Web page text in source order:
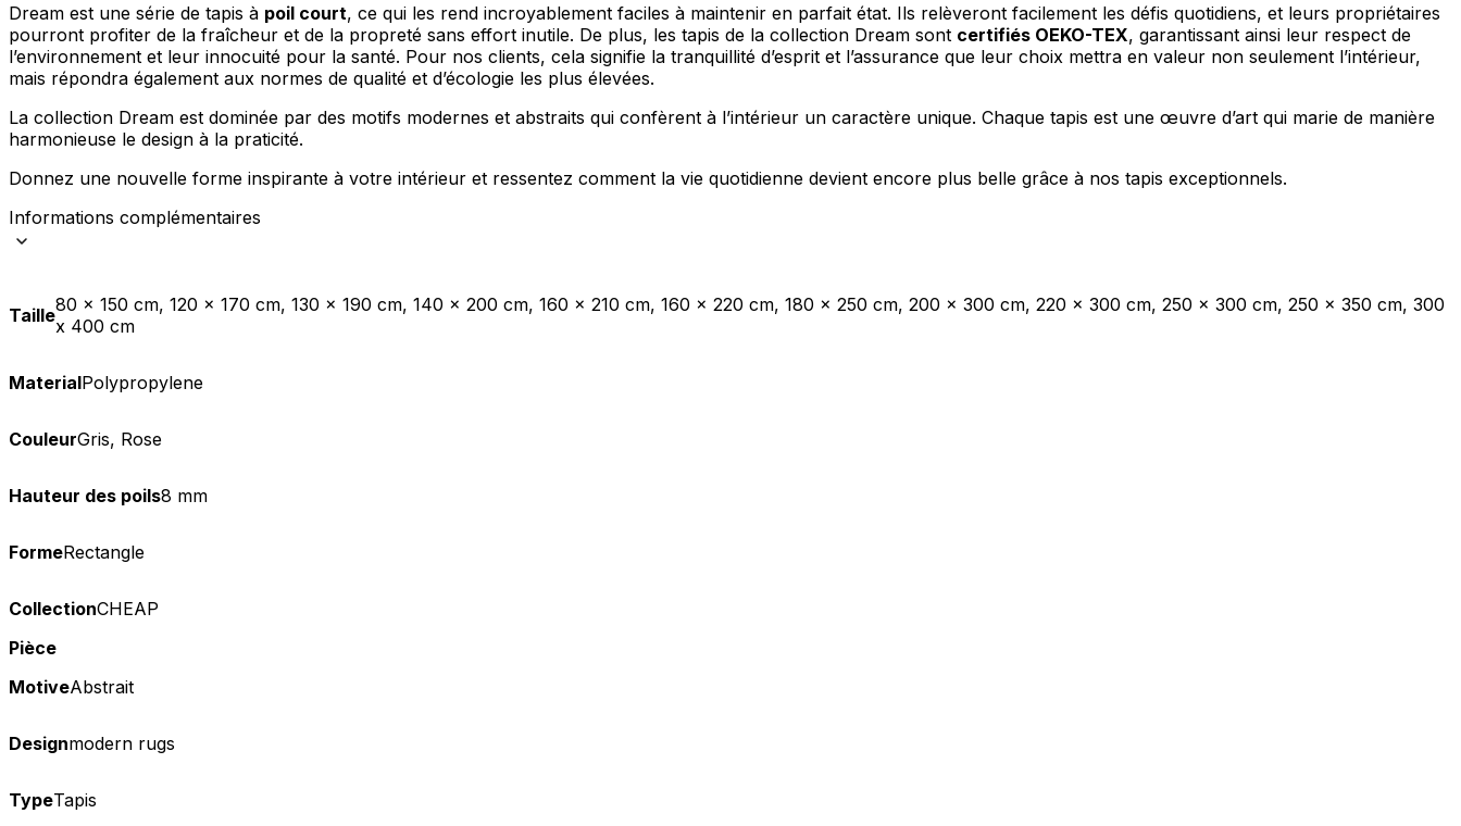
Dream est une série de tapis à poil court, ce qui les rend incroyablement faciles à maintenir en parfait état. Ils relèveront facilement les défis quotidiens, et leurs propriétaires
pourront profiter de la fraîcheur et de la propreté sans effort inutile. De plus, les tapis de la collection Dream sont certifiés OEKO-TEX, garantissant ainsi leur respect de
l’environnement et leur innocuité pour la santé. Pour nos clients, cela signifie la tranquillité d’esprit et l’assurance que leur choix mettra en valeur non seulement l’intérieur,
mais répondra également aux normes de qualité et d’écologie les plus élevées.
La collection Dream est dominée par des motifs modernes et abstraits qui confèrent à l’intérieur un caractère unique. Chaque tapis est une œuvre d’art qui marie de manière
harmonieuse le design à la praticité.
Donnez une nouvelle forme inspirante à votre intérieur et ressentez comment la vie quotidienne devient encore plus belle grâce à nos tapis exceptionnels.
Informations complémentaires
Taille80 x 150 cm, 120 x 170 cm, 130 x 190 cm, 140 x 200 cm, 160 x 210 cm, 160 x 220 cm, 180 x 250 cm, 200 x 300 cm, 220 x 300 cm, 250 x 300 cm, 250 x 350 cm, 300
x 400 cm
MaterialPolypropylene
CouleurGris, Rose
Hauteur des poils8 mm
FormeRectangle
CollectionCHEAP
Pièce
MotiveAbstrait
Designmodern rugs
TypeTapis
Les cookies indispensables sont cruciaux pour les fonctions de base du site et le site ne fonctionnera pas comme prévu sans eux. Ces cookies
ne stockent aucune donnée permettant d'identifier personnellement un utilisateur.
Les cookies liés aux préférences permettent au site de se souvenir des informations qui modifient l'apparence ou le fonctionnement du site,